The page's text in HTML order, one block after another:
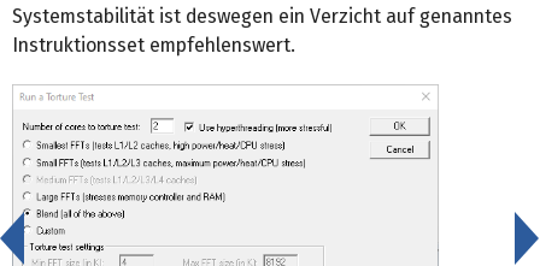
Systemstabilität ist deswegen ein Verzicht auf genanntes
Instruktionsset empfehlenswert.
<